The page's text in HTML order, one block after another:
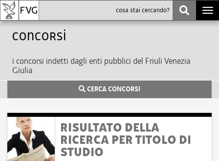
Concorsi
i concorsi indetti dagli enti pubblici del Friuli Venezia
Giulia
CERCA CONCORSI
RISULTATO DELLA
RICERCA PER TITOLO DI
STUDIO